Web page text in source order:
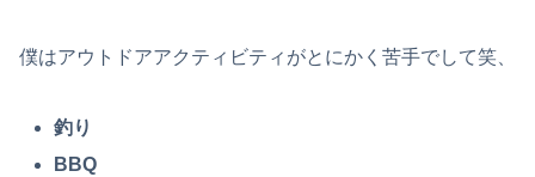
僕はアウトドアアクティビティがとにかく苦手でして笑、
釣り
BBQ